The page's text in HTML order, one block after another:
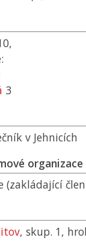
3
v Jehnicích
organizace
(zakládající
, skup. 1,